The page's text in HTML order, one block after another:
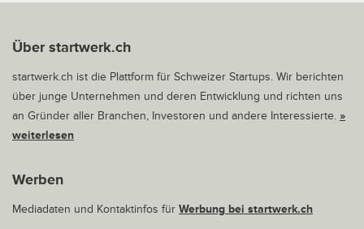
Über startwerk.ch
startwerk.ch ist die Plattform für Schweizer Startups. Wir berichten
über junge Unternehmen und deren Entwicklung und richten uns
an Gründer aller Branchen, Investoren und andere Interessierte. »
weiterlesen
Werben
Mediadaten und Kontaktinfos für Werbung bei startwerk.ch